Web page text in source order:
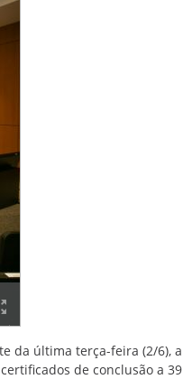
da última terça-feira (2/6), a
de conclusão a 39